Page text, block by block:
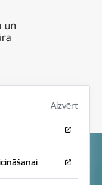
Aizvērt